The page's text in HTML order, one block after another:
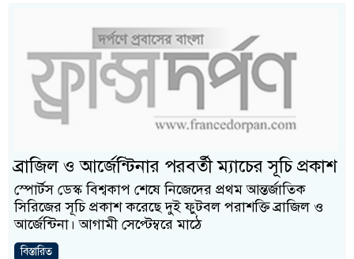
ব্রাজিল ও আর্জেন্টিনার পরবর্তী ম্যাচের সূচি প্রকাশ
স্পোর্টস ডেস্ক বিশ্বকাপ শেষে নিজেদের প্রথম আন্তর্জাতিক
সিরিজের সূচি প্রকাশ করেছে দুই ফুটবল পরাশক্তি ব্রাজিল ও
আর্জেন্টিনা। আগামী সেপ্টেম্বরে মাঠে
বিস্তারিত